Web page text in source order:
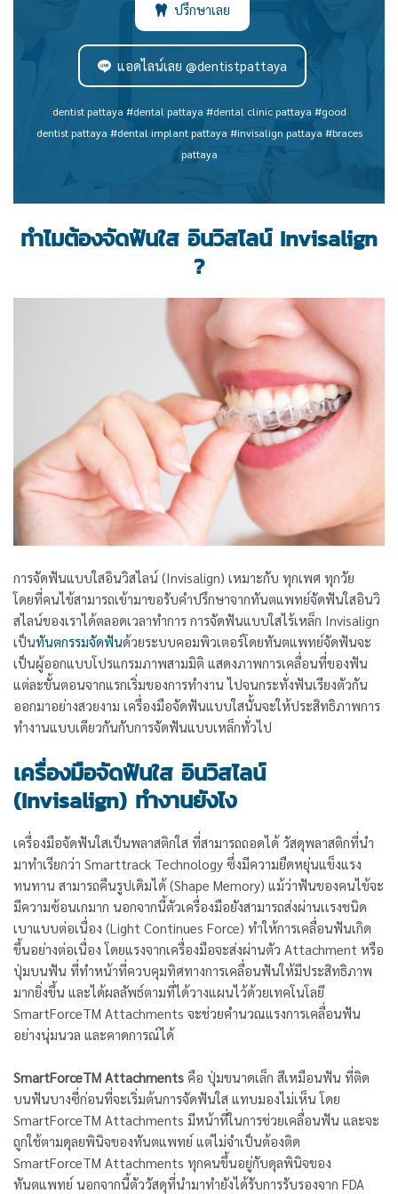
ปรึกษาเลย
แอดไลน์เลย @dentistpattaya
dentist pattaya #dental pattaya #dental clinic pattaya #good
dentist pattaya #dental implant pattaya #invisalign pattaya #braces
pattaya
ทำไมต้องจัดฟันใส อินวิสไลน์ Invisalign
?
การจัดฟันแบบใสอินวิสไลน์ (Invisalign) เหมาะกับ ทุกเพศ ทุกวัย
โดยที่คนไข้สามารถเข้ามาขอรับคำปรึกษาจากทันตแพทย์จัดฟันใสอินวิ
สไลน์ของเราได้ตลอดเวลาทำการ การจัดฟันแบบใสไร้เหล็ก Invisalign
เป็นทันตกรรมจัดฟันด้วยระบบคอมพิวเตอร์โดยทันตแพทย์จัดฟันจะ
เป็นผู้ออกแบบโปรแกรมภาพสามมิติ แสดงภาพการเคลื่อนที่ของฟัน
แต่ละขั้นตอนจากแรกเริ่มของการทำงาน ไปจนกระทั่งฟันเรียงตัวกัน
ออกมาอย่างสวยงาม เครื่องมือจัดฟันแบบใสนั้นจะให้ประสิทธิภาพการ
ทำงานแบบเดียวกันกับการจัดฟันแบบเหล็กทั่วไป
เครื่องมือจัดฟันใส อินวิสไลน์
(Invisalign) ทำงานยังไง
เครื่องมือจัดฟันใสเป็นพลาสติกใส ที่สามารถถอดได้ วัสดุพลาสติกที่นำ
มาทำเรียกว่า Smarttrack Technology ซึ่งมีความยืดหยุ่นแข็งแรง
ทนทาน สามารถคืนรูปเดิมได้ (Shape Memory) แม้ว่าฟันของคนไข้จะ
มีความซ้อนเกมาก นอกจากนี้ตัวเครื่องมือยังสามารถส่งผ่านเเรงชนิด
เบาแบบต่อเนื่อง (Light Continues Force) ทำให้การเคลื่อนฟันเกิด
ขึ้นอย่างต่อเนื่อง โดยแรงจากเครื่องมือจะส่งผ่านตัว Attachment หรือ
ปุ่มบนฟัน ที่ทำหน้าที่ควบคุมทิศทางการเคลื่อนฟันให้มีประสิทธิภาพ
มากยิ่งขึ้น และได้ผลลัพธ์ตามที่ได้วางแผนไว้ด้วยเทคโนโลยี
SmartForceTM Attachments จะช่วยคำนวณแรงการเคลื่อนฟัน
อย่างนุ่มนวล และคาดการณ์ได้
SmartForceTM Attachments คือ ปุ่มขนาดเล็ก สีเหมือนฟัน ที่ติด
บนฟันบางซี่ก่อนที่จะเริ่มต้นการจัดฟันใส แทบมองไม่เห็น โดย
SmartForceTM Attachments มีหน้าที่ในการช่วยเคลื่อนฟัน และจะ
ถูกใช้ตามดุลยพินิจของทันตแพทย์ แต่ไม่จำเป็นต้องติด
SmartForceTM Attachments ทุกคนขึ้นอยู่กับดุลพินิจของ
ทันตแพทย์ นอกจากนี้ตัววัสดุที่นำมาทำยังได้รับการรับรองจาก FDA